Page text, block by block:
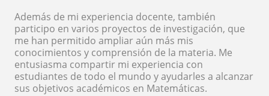
Además de mi experiencia docente, también
participo en varios proyectos de investigación, que
me han permitido ampliar aún más mis
conocimientos y comprensión de la materia. Me
entusiasma compartir mi experiencia con
estudiantes de todo el mundo y ayudarles a alcanzar
sus objetivos académicos en Matemáticas.